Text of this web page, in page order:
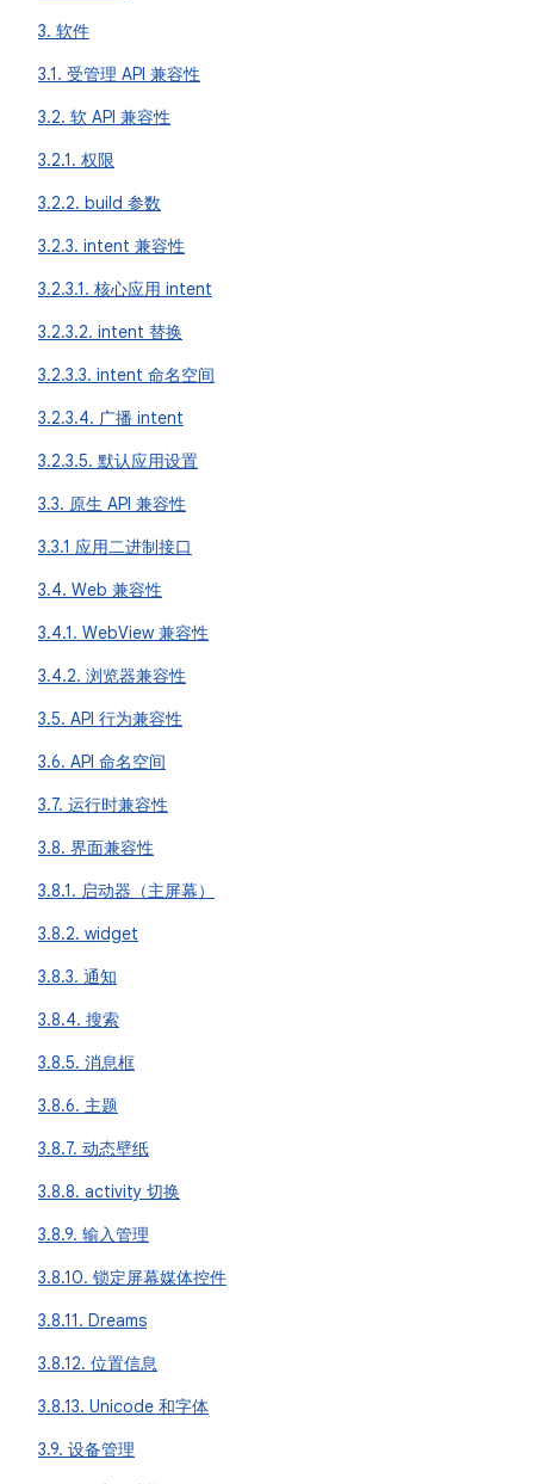
3. 软件
3.1. 受管理 API 兼容性
3.2. 软 API 兼容性
3.2.1. 权限
3.2.2. build 参数
3.2.3. intent 兼容性
3.2.3.1. 核心应用 intent
3.2.3.2. intent 替换
3.2.3.3. intent 命名空间
3.2.3.4. 广播 intent
3.2.3.5. 默认应用设置
3.3. 原生 API 兼容性
3.3.1 应用二进制接口
3.4. Web 兼容性
3.4.1. WebView 兼容性
3.4.2. 浏览器兼容性
3.5. API 行为兼容性
3.6. API 命名空间
3.7. 运行时兼容性
3.8. 界面兼容性
3.8.1. 启动器（主屏幕）
3.8.2. widget
3.8.3. 通知
3.8.4. 搜索
3.8.5. 消息框
3.8.6. 主题
3.8.7. 动态壁纸
3.8.8. activity 切换
3.8.9. 输入管理
3.8.10. 锁定屏幕媒体控件
3.8.11. Dreams
3.8.12. 位置信息
3.8.13. Unicode 和字体
3.9. 设备管理